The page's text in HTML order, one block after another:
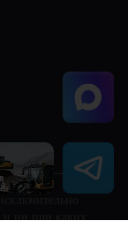
и ни при каких